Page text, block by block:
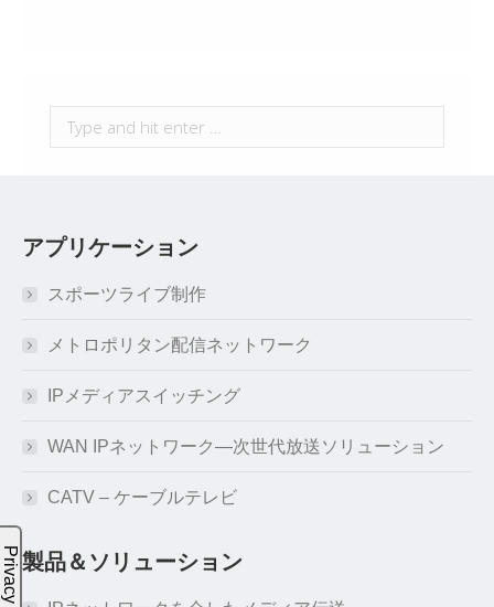
Search:
アプリケーション
スポーツライブ制作
メトロポリタン配信ネットワーク
IPメディアスイッチング
WAN IPネットワーク―次世代放送ソリューション
CATV – ケーブルテレビ
製品＆ソリューション